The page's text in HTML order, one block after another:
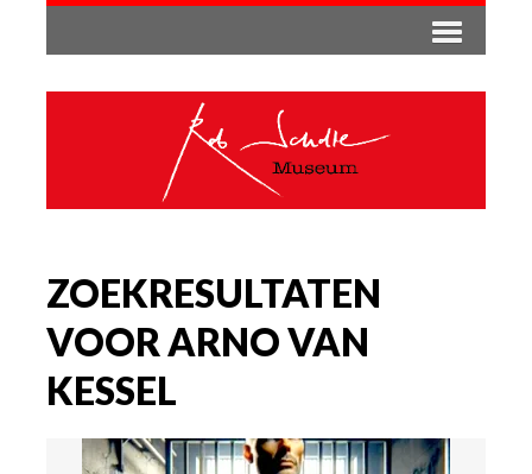
ZOEKRESULTATEN
VOOR ARNO VAN
KESSEL